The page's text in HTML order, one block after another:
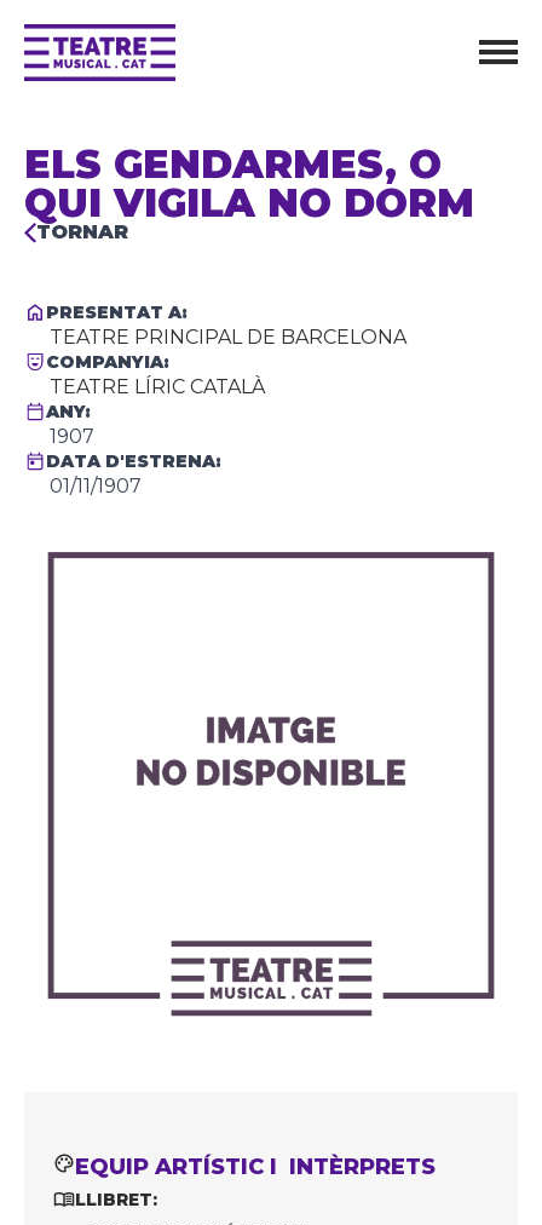
ELS GENDARMES, O
QUI VIGILA NO DORM
TORNAR
PRESENTAT A:
TEATRE PRINCIPAL DE BARCELONA
COMPANYIA:
TEATRE LÍRIC CATALÀ
ANY:
1907
DATA D'ESTRENA:
01/11/1907
EQUIP ARTÍSTIC I INTÈRPRETS
LLIBRET: